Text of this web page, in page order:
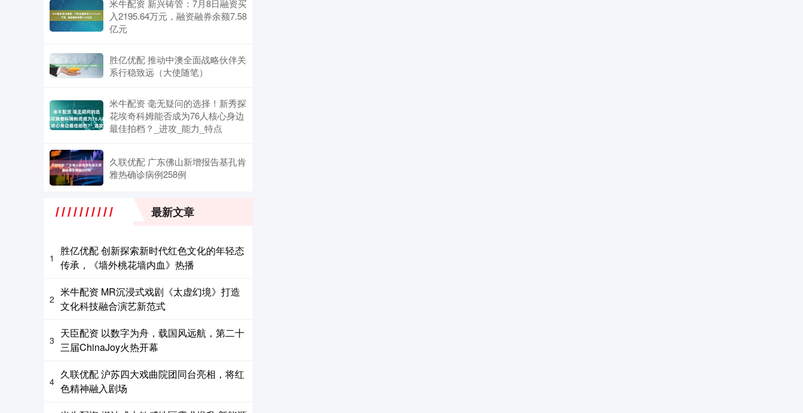
米牛配资 新兴铸管：7月8日融资买
入2195.64万元，融资融券余额7.58
亿元
胜亿优配 推动中澳全面战略伙伴关
系行稳致远（大使随笔）
米牛配资 毫无疑问的选择！新秀探
花埃奇科姆能否成为76人核心身边
最佳拍档？_进攻_能力_特点
久联优配 广东佛山新增报告基孔肯
雅热确诊病例258例
最新文章
1
胜亿优配 创新探索新时代红色文化的年轻态
传承，《墙外桃花墙内血》热播
2
米牛配资 MR沉浸式戏剧《太虚幻境》打造
文化科技融合演艺新范式
3
天臣配资 以数字为舟，载国风远航，第二十
三届ChinaJoy火热开幕
4
久联优配 沪苏四大戏曲院团同台亮相，将红
色精神融入剧场